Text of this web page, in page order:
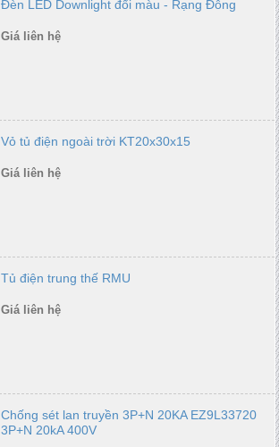
Đèn LED Downlight đổi màu - Rạng Đông
Giá liên hệ
Vỏ tủ điện ngoài trời KT20x30x15
Giá liên hệ
Tủ điện trung thế RMU
Giá liên hệ
Chống sét lan truyền 3P+N 20KA EZ9L33720
3P+N 20kA 400V